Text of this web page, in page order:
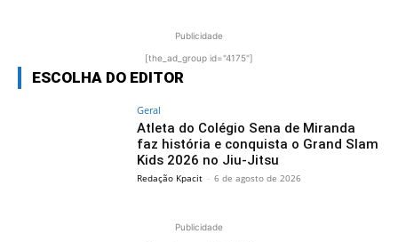
Publicidade
[the_ad_group id="4175"]
ESCOLHA DO EDITOR
Geral
Atleta do Colégio Sena de Miranda
faz história e conquista o Grand Slam
Kids 2026 no Jiu-Jitsu
Redação Kpacit - 6 de agosto de 2026
Publicidade